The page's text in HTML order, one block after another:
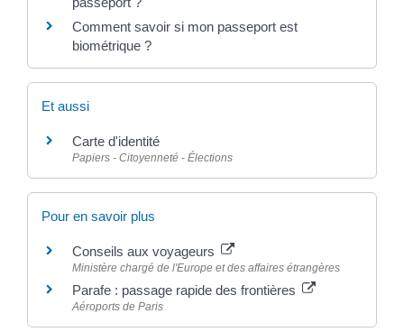
Comment savoir si mon passeport est
biométrique ?
Et aussi
Carte d'identité
Papiers - Citoyenneté - Élections
Pour en savoir plus
Conseils aux voyageurs
Ministère chargé de l'Europe et des affaires étrangères
Parafe : passage rapide des frontières
Aéroports de Paris